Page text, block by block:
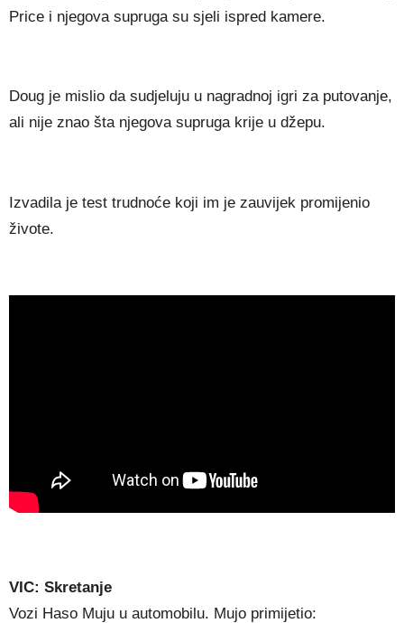
Price i njegova supruga su sjeli ispred kamere.
Doug je mislio da sudjeluju u nagradnoj igri za putovanje,
ali nije znao šta njegova supruga krije u džepu.
Izvadila je test trudnoće koji im je zauvijek promijenio
živote.
VIC: Skretanje
Vozi Haso Muju u automobilu. Mujo primijetio: